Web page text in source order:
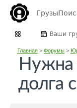
Грузы
Ваши
Главная> Форумы>
Нужна
долга